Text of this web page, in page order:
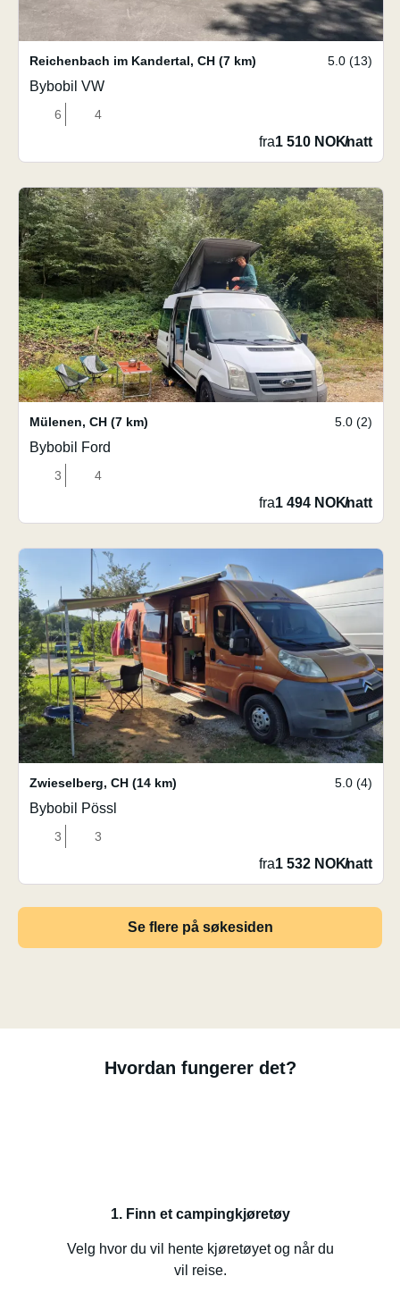
Reichenbach im Kandertal, CH (7 km) 5.0 (13)
Bybobil VW
6 4
fra1 510 NOK/natt
Mülenen, CH (7 km) 5.0 (2)
Bybobil Ford
3 4
fra1 494 NOK/natt
Zwieselberg, CH (14 km) 5.0 (4)
Bybobil Pössl
3 3
fra1 532 NOK/natt
Se flere på søkesiden
Hvordan fungerer det?
1. Finn et campingkjøretøy
Velg hvor du vil hente kjøretøyet og når du
vil reise.